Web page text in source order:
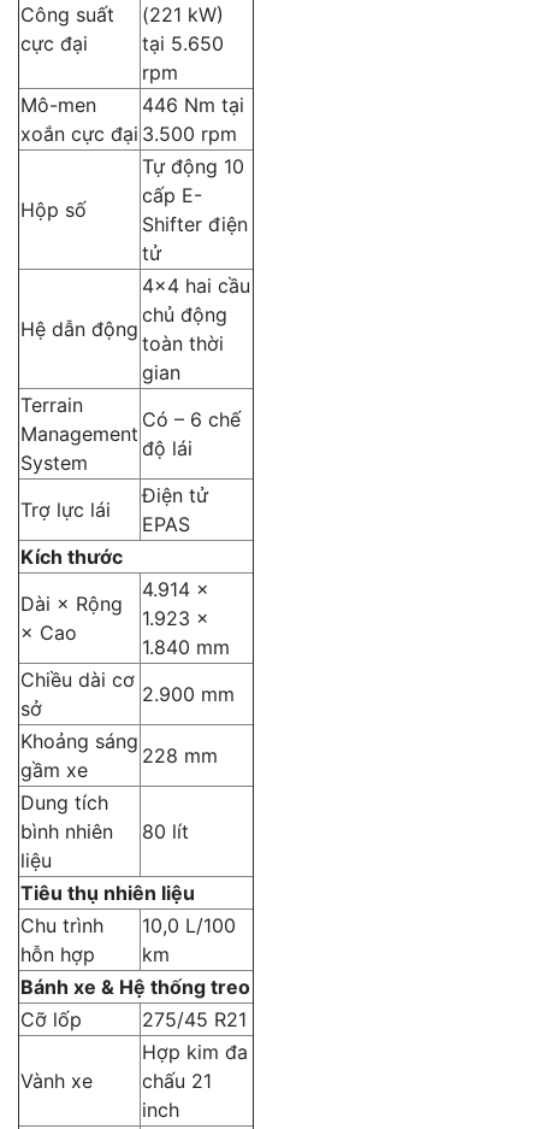
Công suất
cực đại
(221 kW)
tại 5.650
rpm
Mô-men
xoắn cực đại
446 Nm tại
3.500 rpm
Hộp số
Tự động 10
cấp E-
Shifter điện
tử
Hệ dẫn động
4×4 hai cầu
chủ động
toàn thời
gian
Terrain
Management
System
Có – 6 chế
độ lái
Trợ lực lái
Điện tử
EPAS
Kích thước
Dài × Rộng
× Cao
4.914 ×
1.923 ×
1.840 mm
Chiều dài cơ
sở
2.900 mm
Khoảng sáng
gầm xe
228 mm
Dung tích
bình nhiên
liệu
80 lít
Tiêu thụ nhiên liệu
Chu trình
hỗn hợp
10,0 L/100
km
Bánh xe & Hệ thống treo
Cỡ lốp
275/45 R21
Vành xe
Hợp kim đa
chấu 21
inch